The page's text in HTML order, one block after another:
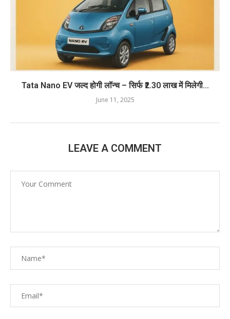
Tata Nano EV जल्द होगी लॉन्च – सिर्फ ₹2.30 लाख में मिलेगी...
June 11, 2025
LEAVE A COMMENT